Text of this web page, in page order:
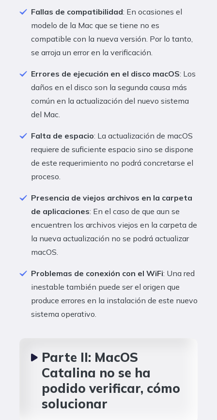
Fallas de compatibilidad: En ocasiones el
modelo de la Mac que se tiene no es
compatible con la nueva versión. Por lo tanto,
se arroja un error en la verificación.
Errores de ejecución en el disco macOS: Los
daños en el disco son la segunda causa más
común en la actualización del nuevo sistema
del Mac.
Falta de espacio: La actualización de macOS
requiere de suficiente espacio sino se dispone
de este requerimiento no podrá concretarse el
proceso.
Presencia de viejos archivos en la carpeta
de aplicaciones: En el caso de que aun se
encuentren los archivos viejos en la carpeta de
la nueva actualización no se podrá actualizar
macOS.
Problemas de conexión con el WiFi: Una red
inestable también puede ser el origen que
produce errores en la instalación de este nuevo
sistema operativo.
Parte II: MacOS
Catalina no se ha
podido verificar, cómo
solucionar